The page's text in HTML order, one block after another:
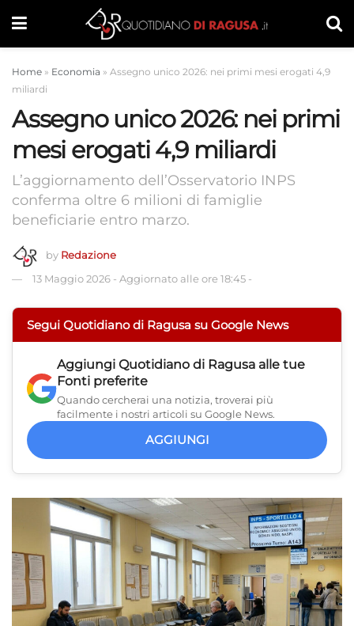
Home » Economia » Assegno unico 2026: nei primi mesi erogati 4,9
miliardi
Assegno unico 2026: nei primi
mesi erogati 4,9 miliardi
L’aggiornamento dell’Osservatorio INPS
conferma oltre 6 milioni di famiglie
beneficiarie entro marzo.
by Redazione
13 Maggio 2026 - Aggiornato alle ore 18:45 -
Segui Quotidiano di Ragusa su Google News
Aggiungi Quotidiano di Ragusa alle tue
Fonti preferite
Quando cercherai una notizia, troverai più
facilmente i nostri articoli su Google News.
AGGIUNGI